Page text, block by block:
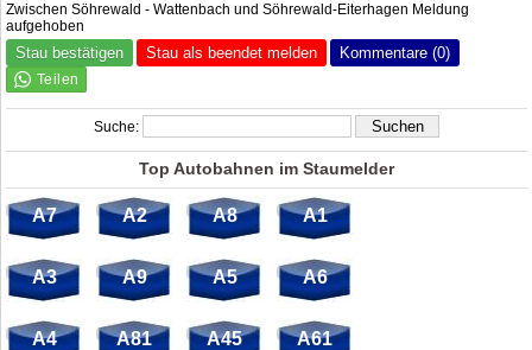
Zwischen Söhrewald - Wattenbach und Söhrewald-Eiterhagen Meldung
aufgehoben
Stau bestätigen Stau als beendet melden Kommentare (0)
Suche:
Top Autobahnen im Staumelder
A7 A2 A8 A1
A3 A9 A5 A6
A4 A81 A45 A61